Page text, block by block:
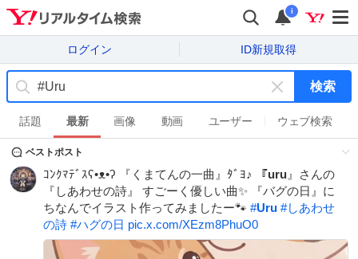
i
ログイン ID新規取得
キ
ー
ワ
ド
を
消
検索
話題 最新 画像 動画 ユーザー ウェブ検索
ベストポスト
ｺﾝｸﾏﾃﾞｽʕ•ᴥ•ʔ 『くまてんの一曲』ﾀﾞﾖ♪ 『uru 』さんの
『しあわせの詩』 すごーく優しい曲✨ 『バグの日』に
ちなんでイラスト作ってみましたー🐾 #Uru #しあわせ
の詩 #ハグの日 pic.x.com/XEzm8PhuO0